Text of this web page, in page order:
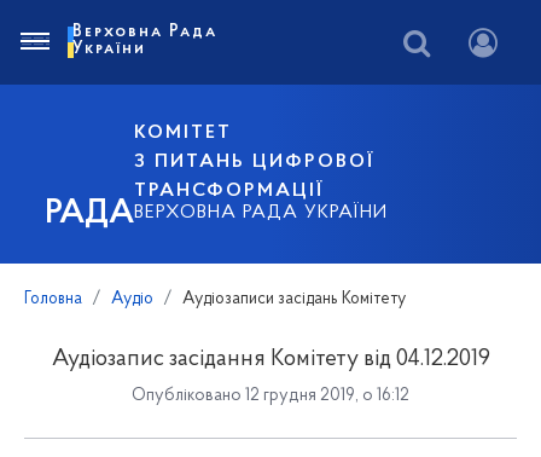
РАДА
КОМІТЕТ
З ПИТАНЬ ЦИФРОВОЇ
ТРАНСФОРМАЦІЇ
ВЕРХОВНА РАДА УКРАЇНИ
Верховна Рада
України
Головна Аудіо Аудіозаписи засідань Комітету
Аудіозапис засідання Комітету від 04.12.2019
Опубліковано 12 грудня 2019, о 16:12